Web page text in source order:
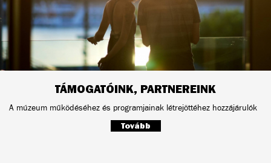
TÁMOGATÓINK, PARTNEREINK
A múzeum működéséhez és programjainak létrejöttéhez hozzájárulók
Tovább